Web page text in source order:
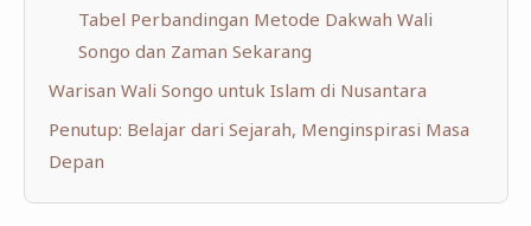
Tabel Perbandingan Metode Dakwah Wali
Songo dan Zaman Sekarang
Warisan Wali Songo untuk Islam di Nusantara
Penutup: Belajar dari Sejarah, Menginspirasi Masa
Depan